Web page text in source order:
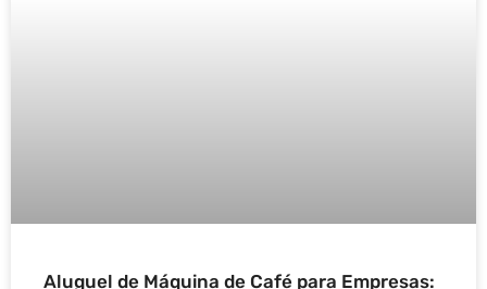
Aluguel de Máquina de Café para Empresas: